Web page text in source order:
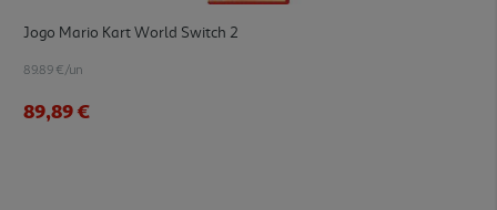
Jogo Mario Kart World Switch 2
89.89 €/un
89,89 €